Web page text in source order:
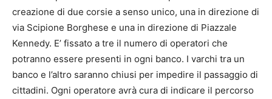
creazione di due corsie a senso unico, una in direzione di
via Scipione Borghese e una in direzione di Piazzale
Kennedy. E’ fissato a tre il numero di operatori che
potranno essere presenti in ogni banco. I varchi tra un
banco e l’altro saranno chiusi per impedire il passaggio di
cittadini. Ogni operatore avrà cura di indicare il percorso